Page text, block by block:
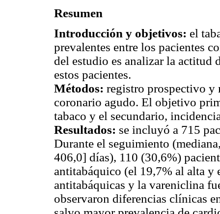
Resumen
Introducción y objetivos: el
prevalentes entre los pacientes
del estudio es analizar la actitud
estos pacientes.
Métodos: registro prospectivo y
coronario agudo. El objetivo
tabaco y el secundario,
Resultados: se incluyó a 715
Durante el seguimiento
406,0] días), 110 (30,6%)
antitabáquico (el 19,7% al alta y
antitabáquicas y la vareniclina
observaron diferencias clínicas